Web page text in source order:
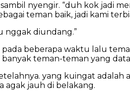
nyengir. “duh kok jadi
teman baik, jadi kami
nggak diundang.”
beberapa waktu lalu
banyak teman-teman yang
yang kuingat
agak jauh di belakang.